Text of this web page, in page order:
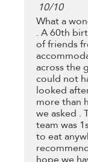
10/10
What a
. A 60th
of friends
across the
could not
looked
more than
we asked .
team was
to eat